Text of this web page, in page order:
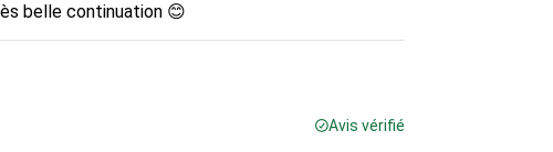
belle continuation 😊
Avis vérifié